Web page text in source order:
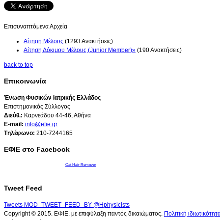
Επισυναπτόμενα Αρχεία
Αίτηση Μέλους (1293 Ανακτήσεις)
Αίτηση Δόκιμου Μέλους (Junior Member)» (190 Ανακτήσεις)
back to top
Επικοινωνία
Ένωση Φυσικών Ιατρικής Ελλάδος
Επιστημονικός Σύλλογος
Διεύθ.: Καρνεάδου 44-46, Αθήνα
E-mail: info@efie.gr
Tηλέφωνο: 210-7244165
ΕΦΙΕ στο Facebook
Cat Hair Remover
Tweet Feed
Tweets MOD_TWEET_FEED_BY @Hphysicists
Copyright © 2015. ΕΦΙΕ. με επιφύλαξη παντός δικαιώματος. Πολιτική